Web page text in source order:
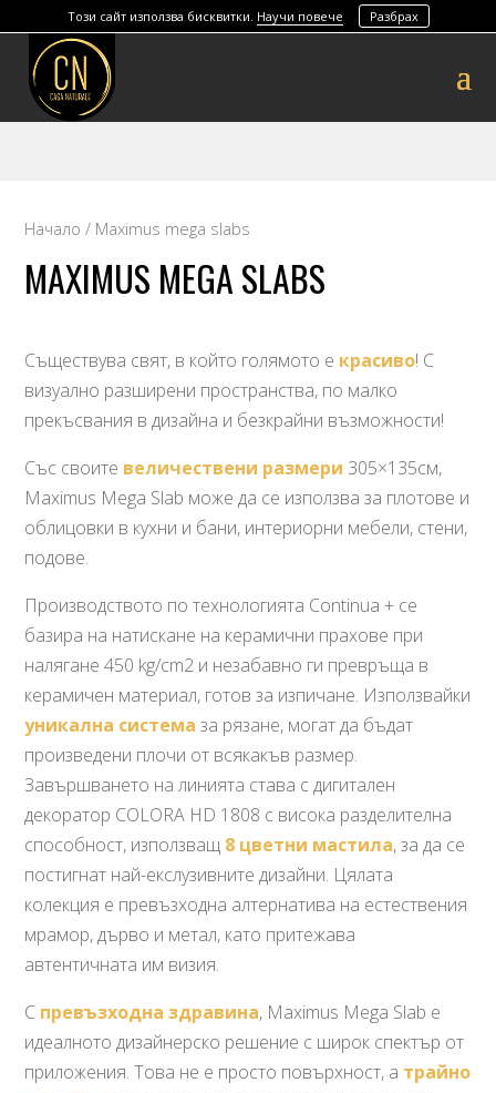
Начало / Maximus mega slabs
MAXIMUS MEGA SLABS
Съществува свят, в който голямото е красиво! С
визуално разширени пространства, по малко
прекъсвания в дизайна и безкрайни възможности!
Със своите величествени размери 305×135см,
Maximus Mega Slab може да се използва за плотове и
облицовки в кухни и бани, интериорни мебели, стени,
подове.
Производството по технологията Continua + се
базира на натискане на керамични прахове при
налягане 450 kg/cm2 и незабавно ги превръща в
керамичен материал, готов за изпичане. Използвайки
уникална система за рязане, могат да бъдат
произведени плочи от всякакъв размер.
Завършването на линията става с дигитален
декоратор COLORA HD 1808 с висока разделителна
способност, използващ 8 цветни мастила, за да се
постигнат най-екслузивните дизайни. Цялата
колекция е превъзходна алтернатива на естествения
мрамор, дърво и метал, като притежава
автентичната им визия.
С превъзходна здравина, Maximus Mega Slab е
идеалното дизайнерско решение с широк спектър от
приложения. Това не е просто повърхност, а трайно
Този сайт използва бисквитки. Научи повече Разбрах